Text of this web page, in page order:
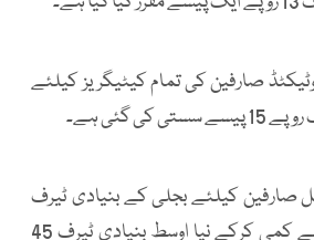
صارفین کی تمام کیٹیگریز کیلئے
گئی ہے۔
صارفین کیلئے بجلی کے بنیادی ٹیرف
میں ایک روپے15 پیسے کمی کرکے نیا اوسط بنیادی ٹیرف 45